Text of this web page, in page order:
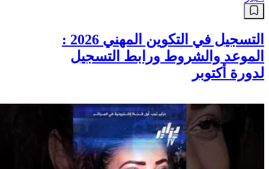
التسجيل في التكوين المهني 2026 :
الموعد والشروط ورابط التسجيل
لدورة أكتوبر